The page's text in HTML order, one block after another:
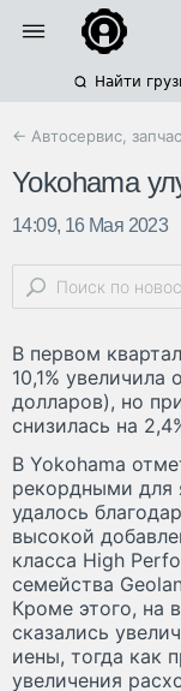
Найти
← Автосервис,
Yokohama
14:09, 16 Мая 2023
В первом
10,1%
долларов), но
снизилась на
В Yokohama
рекордными для
удалось
высокой
класса High
семейства
Кроме этого, на
сказались
иены, тогда как
увеличения